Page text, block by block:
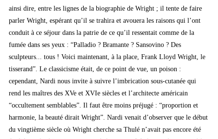
ainsi dire, entre les lignes de la biographie de Wright ; il tente de faire
parler Wright, espérant qu’il se trahira et avouera les raisons qui l’ont
conduit à ce séjour dans la patrie de ce qu’il ressentait comme de la
fumée dans ses yeux : “Palladio ? Bramante ? Sansovino ? Des
sculpteurs... tous ! Voici maintenant, à la place, Frank Lloyd Wright, le
tisserand”. Le classicisme était, de ce point de vue, un poison :
cependant, Nardi nous invite à suivre l’imbrication sous-cutanée qui
rend les maîtres des XVe et XVIe siècles et l’architecte américain
“occultement semblables”. Il faut être moins préjugé : “proportion et
harmonie, la beauté dirait Wright”. Nardi venait d’observer que le début
du vingtième siècle où Wright cherche sa Thulé n’avait pas encore été